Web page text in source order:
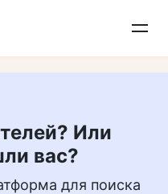
на нас в MAX
Или
вас?
для поиска